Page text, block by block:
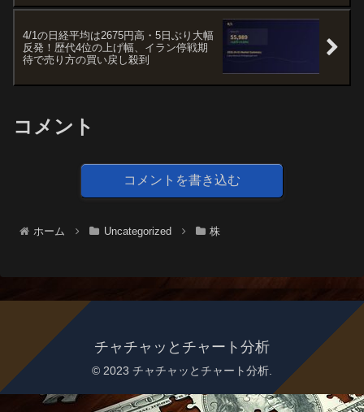
4/1の日経平均は2675円高・5日ぶり大幅
反発！歴代4位の上げ幅、イラン停戦期
待で売り方の買い戻し殺到
コメント
コメントを書き込む
ホーム Uncategorized 株
チャチャッとチャート分析
© 2023 チャチャッとチャート分析.